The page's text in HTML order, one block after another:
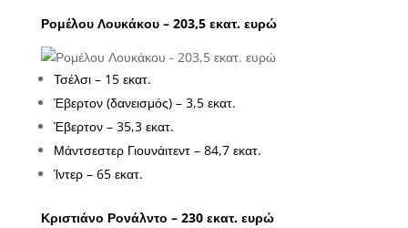
Ρομέλου Λουκάκου – 203,5 εκατ. ευρώ
Τσέλσι – 15 εκατ.
Έβερτον (δανεισμός) – 3,5 εκατ.
Έβερτον – 35,3 εκατ.
Μάντσεστερ Γιουνάιτεντ – 84,7 εκατ.
Ίντερ – 65 εκατ.
Κριστιάνο Ρονάλντο – 230 εκατ. ευρώ